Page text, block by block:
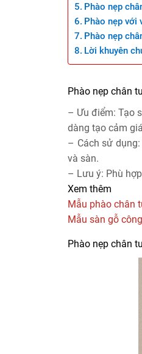
Phào nẹp
Phào nẹp với
Phào nẹp
Lời khuyên
Phào nẹp chân
– Ưu điểm: Tạo
dàng tạo cảm
– Cách sử
và sàn.
– Lưu ý: Phù
Xem thêm
Mẫu phào chân
Mẫu sàn gỗ
Phào nẹp chân